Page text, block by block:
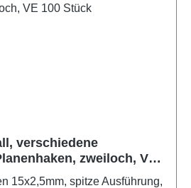
verschiedene
zweiloch, VE
15x2,5mm, spitze Ausführung,